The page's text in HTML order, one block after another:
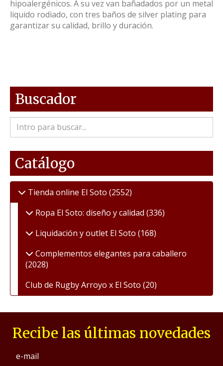
hipoalergénicos. A su vez van bañadados por un metal
liquido rodiado, con tres baños de silver plating para
garantizar su calidad, brillo y duración.
Buscador
Catálogo
Tienda online El Soto (2552)
Ropa El Soto: diseño y calidad (336)
Liquidación y outlet El Soto (168)
Complementos elegantes para caballero
(2028)
Club de Rugby Arroyo x El Soto (20)
Recibe las últimas novedades